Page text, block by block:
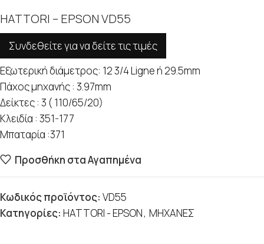
HATTORI – EPSON VD55
Συνδεθείτε για να δείτε τις τιμές
Εξωτερική διάμετρος: 12 3/4 Ligne ή 29.5mm
Πάχος μηχανής : 3.97mm
Δείκτες : 3 ( 110/65/20)
Κλειδία : 351-177
Μπαταρία :371
Προσθήκη στα Αγαπημένα
Κωδικός προϊόντος: VD55
Κατηγορίες: HATTORI - EPSON, ΜΗΧΑΝΕΣ